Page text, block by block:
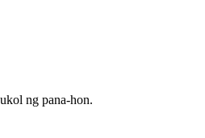
ng pana-hon.